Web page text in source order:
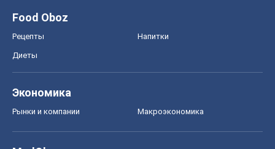
Food Oboz
Рецепты Напитки
Диеты
Экономика
Рынки и компании Mакроэкономика